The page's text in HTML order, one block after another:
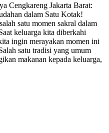
Cengkareng Jakarta Barat:
dalam Satu Kotak!
satu momen sakral dalam
keluarga kita diberkahi
ingin merayakan momen ini
satu tradisi yang umum
makanan kepada keluarga,